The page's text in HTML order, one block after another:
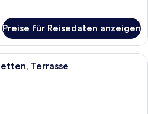
Preise für Reisedaten anzeigen
Ein Hotelzimmer mit zwei Betten,
Terrasse